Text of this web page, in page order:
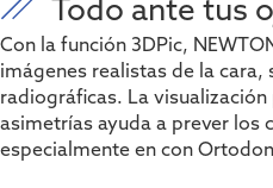
Todo ante tus
Con la función 3DPic,
imágenes realistas de la cara,
radiográficas. La visualización
asimetrías ayuda a prever
especialmente en con